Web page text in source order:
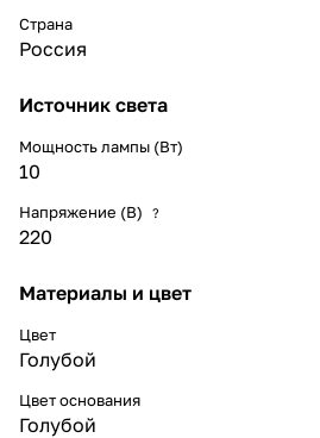
Страна
Россия
Источник света
Мощность лампы (Вт)
10
Напряжение (В) ?
220
Материалы и цвет
Цвет
Голубой
Цвет основания
Голубой